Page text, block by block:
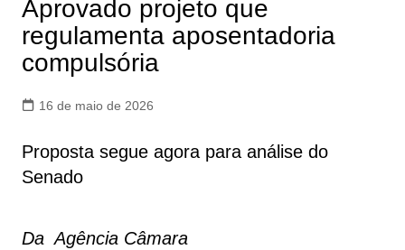
Aprovado projeto que
regulamenta aposentadoria
compulsória
16 de maio de 2026
Proposta segue agora para análise do
Senado
Da Agência Câmara